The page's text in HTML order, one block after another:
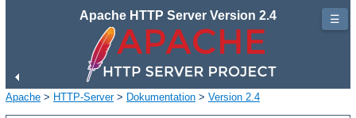
Apache HTTP Server Version 2.4
Apache > HTTP-Server> Dokumentation > Version 2.4
☰